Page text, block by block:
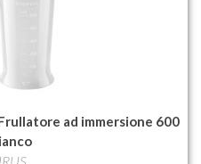
ad immersione 600